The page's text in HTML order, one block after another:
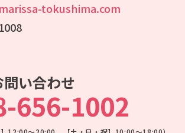
tokushima.com
い合わせ
656-1002